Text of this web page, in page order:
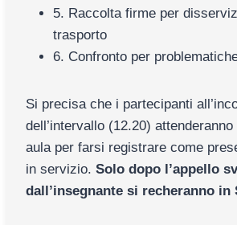
5. Raccolta firme per
trasporto
6. Confronto per
Si precisa che i partecipanti
dell’intervallo (12.20)
aula per farsi registrare come
in servizio. Solo dopo l’appello
dall’insegnante si recheranno in